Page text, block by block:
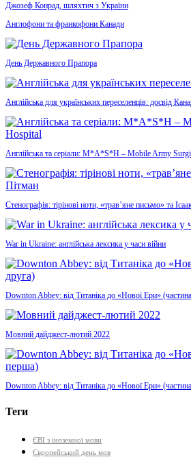
Джозеф Конрад, шляхтич з України
Англофони та франкофони Канади
День Державного Прапора
Англійська для українських переселенців: досвід
Англійська та серіали: M*A*S*H – Mobile Army
Стенографія: тірінові ноти, «трав’яне письмо» та
War in Ukraine: англійська лексика у часи війни
Downton Abbey: від Титаніка до «Нової Ери»
Мовний дайджест-лютий 2022
Downton Abbey: від Титаніка до «Нової Ери»
Теги
ЄВІ з іноземної мови
Європейський день мов